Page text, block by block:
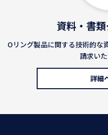
資料・書
Oリング製品に関する技術的な
請求いた
詳細